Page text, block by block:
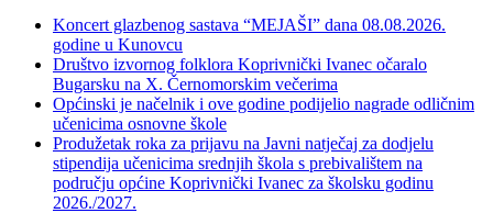
Koncert glazbenog sastava “MEJAŠI” dana 08.08.2026.
godine u Kunovcu
Društvo izvornog folklora Koprivnički Ivanec očaralo
Bugarsku na X. Černomorskim večerima
Općinski je načelnik i ove godine podijelio nagrade odličnim
učenicima osnovne škole
Produžetak roka za prijavu na Javni natječaj za dodjelu
stipendija učenicima srednjih škola s prebivalištem na
području općine Koprivnički Ivanec za školsku godinu
2026./2027.